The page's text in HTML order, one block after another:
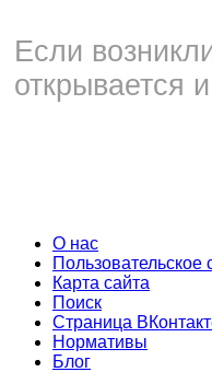
Если
открывается
О нас
Пользовательское
Карта сайта
Поиск
Страница
Нормативы
Блог